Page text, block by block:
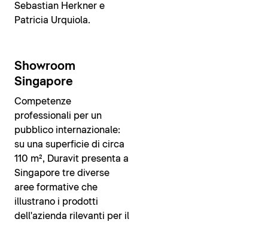
Sebastian Herkner e
Patricia Urquiola.
Showroom
Singapore
Competenze
professionali per un
pubblico internazionale:
su una superficie di circa
110 m², Duravit presenta a
Singapore tre diverse
aree formative che
illustrano i prodotti
dell'azienda rilevanti per il